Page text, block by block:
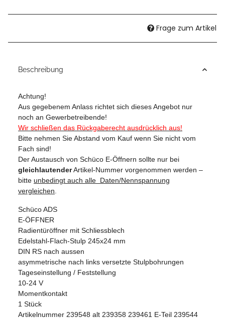
Frage zum Artikel
Beschreibung
Achtung!
Aus gegebenem Anlass richtet sich dieses Angebot nur
noch an Gewerbetreibende!
Wir schließen das Rückgaberecht ausdrücklich aus!
Bitte nehmen Sie Abstand vom Kauf wenn Sie nicht vom
Fach sind!
Der Austausch von Schüco E-Öffnern sollte nur bei
gleichlautenderArtikel-Nummer vorgenommen werden –
bitte unbedingt auch alle Daten/Nennspannung
vergleichen
Schüco ADS
E-ÖFFNER
Radientüröffner mit Schliessblech
Edelstahl-Flach-Stulp 245x24 mm
DIN RS nach aussen
asymmetrische nach links versetzte Stulpbohrungen
Tageseinstellung / Feststellung
10-24 V
Momentkontakt
1 Stück
Artikelnummer 239548 alt 239358 239461 E-Teil 239544